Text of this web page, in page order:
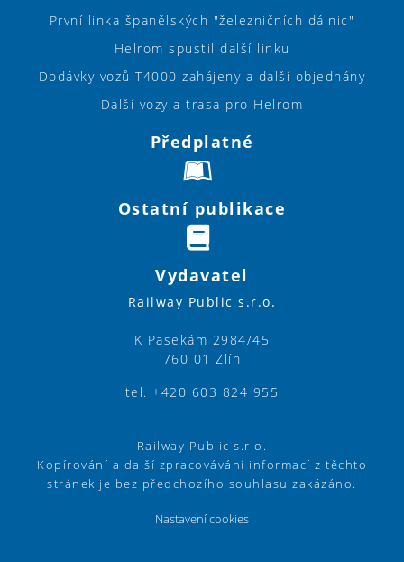
První linka španělských "železničních dálnic"
Helrom spustil další linku
Dodávky vozů T4000 zahájeny a další objednány
Další vozy a trasa pro Helrom
Předplatné
Ostatní publikace
Vydavatel
Railway Public s.r.o.
K Pasekám 2984/45
760 01 Zlín
tel. +420 603 824 955
Railway Public s.r.o.
Kopírování a další zpracovávání informací z těchto
stránek je bez předchozího souhlasu zakázáno.
Nastavení cookies